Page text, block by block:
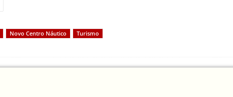
Novo Centro Náutico Turismo